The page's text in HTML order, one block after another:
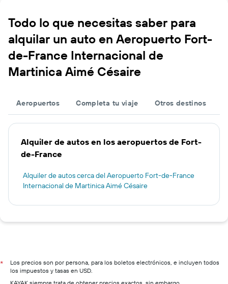
Todo lo que necesitas saber para
alquilar un auto en Aeropuerto Fort-
de-France Internacional de
Martinica Aimé Césaire
Aeropuertos Completa tu viaje Otros destinos
Alquiler de autos en los aeropuertos de Fort-
de-France
Alquiler de autos cerca del Aeropuerto Fort-de-France
Internacional de Martinica Aimé Césaire
*
Los precios son por persona, para los boletos electrónicos, e incluyen todos
los impuestos y tasas en USD.